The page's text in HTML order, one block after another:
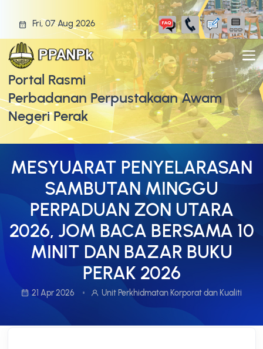
Fri, 07 Aug 2026
Portal Rasmi
Perbadanan Perpustakaan Awam
Negeri Perak
MESYUARAT PENYELARASAN
SAMBUTAN MINGGU
PERPADUAN ZON UTARA
2026, JOM BACA BERSAMA 10
MINIT DAN BAZAR BUKU
PERAK 2026
21 Apr 2026 Unit Perkhidmatan Korporat dan Kualiti